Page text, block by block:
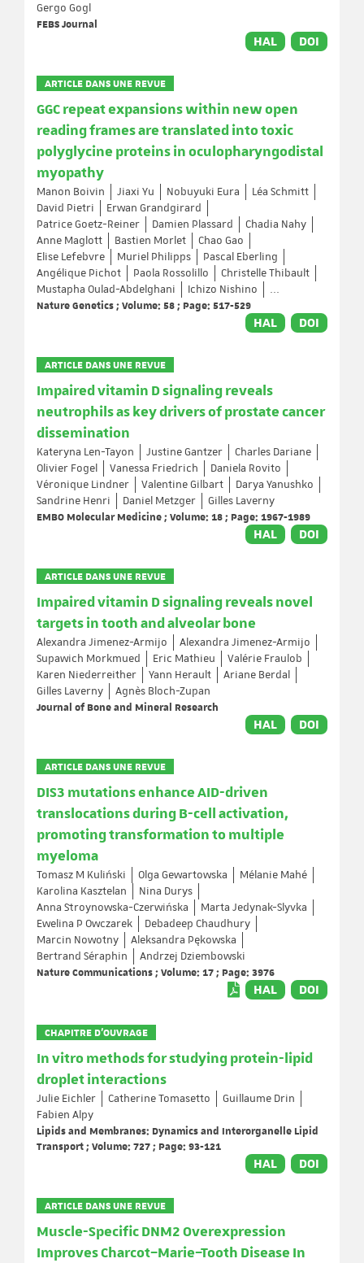
Gergo Gogl
FEBS Journal
HAL DOI
ARTICLE DANS UNE REVUE
GGC repeat expansions within new open
reading frames are translated into toxic
polyglycine proteins in oculopharyngodistal
myopathy
Manon Boivin Jiaxi Yu Nobuyuki Eura
Léa Schmitt
David Pietri
Erwan Grandgirard
Patrice Goetz-Reiner
Damien Plassard
Chadia Nahy
Anne Maglott
Bastien Morlet
Chao Gao
Elise Lefebvre
Muriel Philipps
Pascal Eberling
Angélique Pichot
Paola Rossolillo
Christelle Thibault
Mustapha Oulad-Abdelghani
Ichizo Nishino
...
Nature Genetics ; Volume: 58 ; Page: 517-529
HAL DOI
ARTICLE DANS UNE REVUE
Impaired vitamin D signaling reveals
neutrophils as key drivers of prostate cancer
dissemination
Kateryna Len-Tayon Justine Gantzer
Charles Dariane
Olivier Fogel
Vanessa Friedrich
Daniela Rovito
Véronique Lindner
Valentine Gilbart
Darya Yanushko
Sandrine Henri
Daniel Metzger
Gilles Laverny
EMBO Molecular Medicine ; Volume: 18 ; Page: 1967-1989
HAL DOI
ARTICLE DANS UNE REVUE
Impaired vitamin D signaling reveals novel
targets in tooth and alveolar bone
Alexandra Jimenez-Armijo
Alexandra Jimenez-Armijo
Supawich Morkmued
Eric Mathieu
Valérie Fraulob
Karen Niederreither
Yann Herault
Ariane Berdal
Gilles Laverny
Agnès Bloch-Zupan
Journal of Bone and Mineral Research
HAL DOI
ARTICLE DANS UNE REVUE
DIS3 mutations enhance AID-driven
translocations during B-cell activation,
promoting transformation to multiple
myeloma
Tomasz M Kuliński Olga Gewartowska
Mélanie Mahé
Karolina Kasztelan
Nina Durys
Anna Stroynowska-Czerwińska
Marta Jedynak-Slyvka
Ewelina P Owczarek
Debadeep Chaudhury
Marcin Nowotny
Aleksandra Pękowska
Bertrand Séraphin
Andrzej Dziembowski
Nature Communications ; Volume: 17 ; Page: 3976
HAL DOI
CHAPITRE D’OUVRAGE
In vitro methods for studying protein-lipid
droplet interactions
Julie Eichler Catherine Tomasetto
Guillaume Drin
Fabien Alpy
Lipids and Membranes: Dynamics and Interorganelle Lipid
Transport ; Volume: 727 ; Page: 93-121
HAL DOI
ARTICLE DANS UNE REVUE
Muscle-Specific DNM2 Overexpression
Improves Charcot–Marie–Tooth Disease In